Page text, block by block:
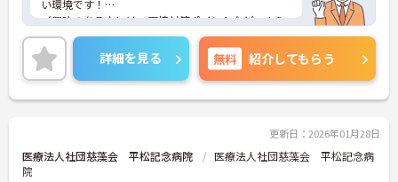
い環境です！
ご興味のある方には、面接対策ポイントなど、さら
に詳細をお話しいたしますので、お気軽にお問い合
わせ下さい。詳細を見る 無料 紹介してもらう
更新日：2026年01月28日
医療法人社団慈藻会 平松記念病院
医療法人社団慈藻会 平松記念病
院